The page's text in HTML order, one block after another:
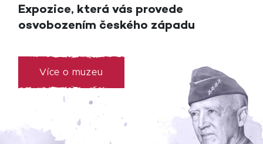
Expozice, která vás provede
osvobozením českého západu
Více o muzeu